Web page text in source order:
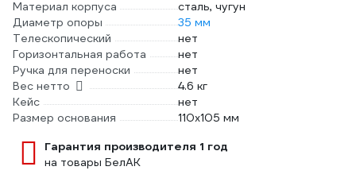
Материал корпуса
сталь, чугун
Диаметр опоры
35 мм
Телескопический
нет
Горизонтальная работа
нет
Ручка для переноски
нет
Вес нетто
4.6 кг
Кейс
нет
Размер основания
110х105 мм
Гарантия производителя 1 год
на товары БелАК